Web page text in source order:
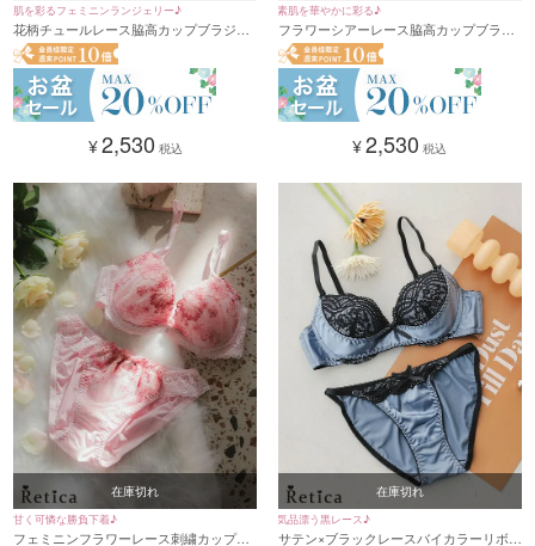
肌を彩るフェミニンランジェリー♪
花柄チュールレース脇高カップブラジャ
ー&ショーツセット★(オレンジ)
(B~F,65~80)
¥2,530 税込
素肌を華やかに彩る♪
フラワーシアーレース脇高カップブラジ
ャー&ショーツセット★(ラベンダー)
(B~F,65~80)
¥2,530 税込
在庫切れ
甘く可憐な勝負下着♪
フェミニンフラワーレース刺繍カップブ
在庫切れ
気品漂う黒レース♪
サテン×ブラックレースバイカラーリボン